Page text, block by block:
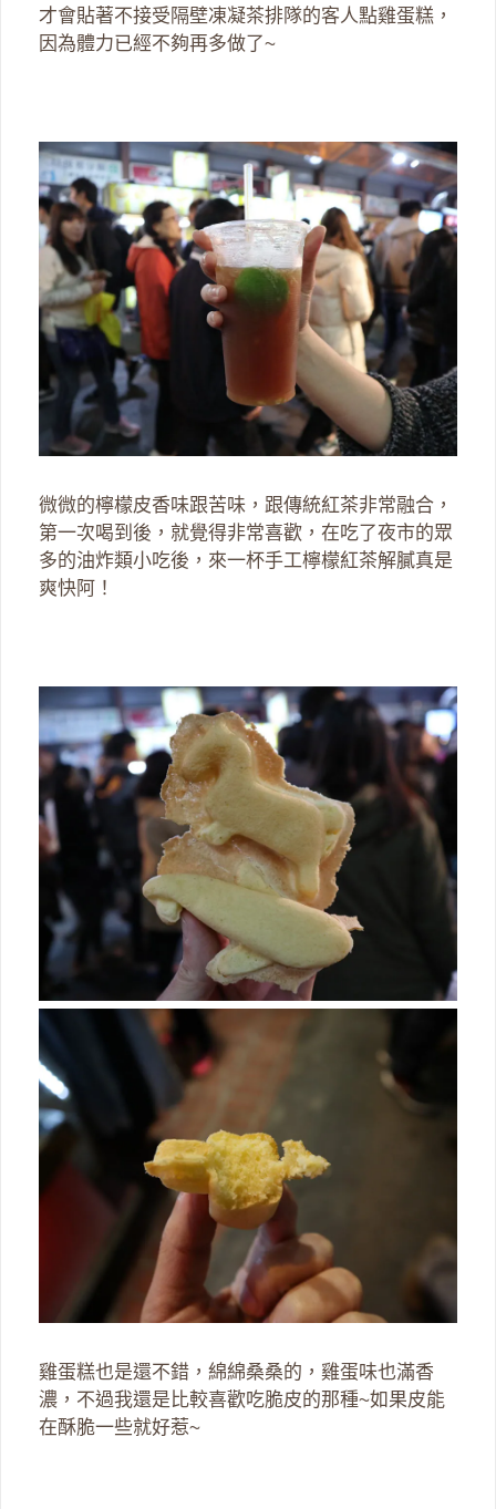
才會貼著不接受隔壁凍凝茶排隊的客人點雞蛋糕，
因為體力已經不夠再多做了~
微微的檸檬皮香味跟苦味，跟傳統紅茶非常融合，
第一次喝到後，就覺得非常喜歡，在吃了夜市的眾
多的油炸類小吃後，來一杯手工檸檬紅茶解膩真是
爽快阿！
雞蛋糕也是還不錯，綿綿桑桑的，雞蛋味也滿香
濃，不過我還是比較喜歡吃脆皮的那種~如果皮能
在酥脆一些就好惹~